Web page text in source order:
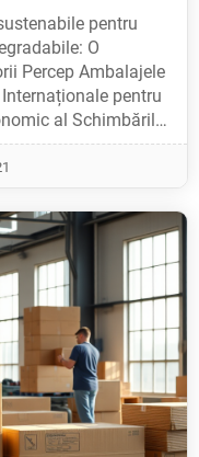
tind să preferă soluții sustenabile, chiar dacă acestea au un preț mai ridicat. Statistici arată că 68% din consumatori europeni sunt dispusi să plătească mai mult pentru produse cu ambalaje reciclabile. Funcționalitatea ambalajului Un ambalaj sustenabil trebuie să ofere aceeași protecție și comoditate ca unul tradițional. Lipsa acesteia poate duce la scepticism. Ambalaje din bioplastice care se descompun în condiții naturale, dar care nu rezistă la transportul lung. Design și estetică Consumatorii așteaptă ca ambalajele sustenabile să fie atractive vizual, să corespundă valorilor brandului și să fie ușor de recunoscut. Utilizarea culorilor naturale și a materialelor reciclate în designul ambalajelor de cafea sau produse de curățenie. Transparența informației Explicațiile clare despre cum un ambalaj este sustenabil (ex: procentul de materiale reciclabile, procesul de producție) cresc încrederea consumatorilor. Etichete care indică „100% biodegradabil” sau „fără plastic de polietilenă”. „Un ambalaj sustenabil nu este doar o soluție ecologică, ci și un mesaj de brand. Consumatorii îl percep ca o promovare a valorilor lor personale.” – Expert în marketing sustenabil. Importanța certificărilor: Consumatorii se bazează pe etichetele de certificare (ex: „Reciclabil”, „Eco-friendly”) pentru a verifica autenticitatea ambalajelor sustenabile. Lipsa acestor etichete poate duce la scepticism. Percepția costului: Deși 72% dintre consumatori susțin ideea de ambalaje sustenabile, 45% sunt îngrijorați de prețul mai mare. Brandurile trebuie să echilibreze costurile cu beneficiile pe termen lung. Impactul social: Consumatorii tineri, în special, sunt mai sensibili la tendințele sociale și la presiunea peer. Un brand care promovează ambalaje sustenabile poate beneficia de o imagine de lider în acest domeniu. Experiența de utilizare: Ambalajele sustenabile trebuie să ofere o experiență de utilizare similară cu cele tradiționale. De exemplu, un recipient din materiale biodegradabile trebuie să fie la fel de practic ca unul din plastic. În concluzie, percepția consumatorilor față de ambalajele sustenabile este un echilibru complex între conștientizare, funcționalitate, design și transparență. Brandurile care reușesc să integreze aceste elemente în strategiile lor de ambalaj pot beneficia de un avantaj competitiv semnificativ, atât în ceea ce privește loialitatea clienților, cât și în promovarea valorilor ecologice. Certificări și Standarde Internaționale pentru Ambalaje Sustenabile Tip certificare Descriere Aplicație în industria ambalajelor ISO 14001 Standard internațional pentru sisteme de management al mediei. Certificarea demonstrează că o companie are un sistem eficient pentru reducerea impactului asupra mediului. Permite companiilor să monitorizeze și să reducă emisiile de CO₂, util